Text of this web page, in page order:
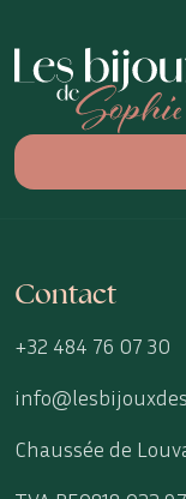
Les Bijoux de Sophie
Contact
+32 484 76 07 30
Chaussée de